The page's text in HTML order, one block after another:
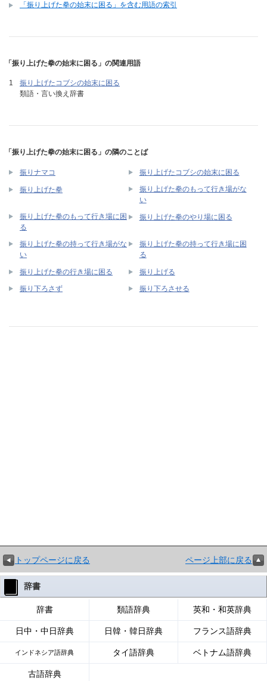
「振り上げた拳の始末に困る」を含む用語の索引
「振り上げた拳の始末に困る」の関連用語
振り上げたコブシの始末に困る
類語・言い換え辞書
「振り上げた拳の始末に困る」の隣のことば
振りナマコ 振り上げたコブシの始末に困る
振り上げた拳
振り上げた拳のもって行き場がな
い
振り上げた拳のもって行き場に困
る
振り上げた拳のやり場に困る
振り上げた拳の持って行き場がな
い
振り上げた拳の持って行き場に困
る
振り上げた拳の行き場に困る 振り上げる
振り下ろさず 振り下ろさせる
トップページに戻る ページ上部に戻る
辞書
辞書 類語辞典 英和・和英辞典
日中・中日辞典 日韓・韓日辞典 フランス語辞典
インドネシア語辞典 タイ語辞典 ベトナム語辞典
古語辞典